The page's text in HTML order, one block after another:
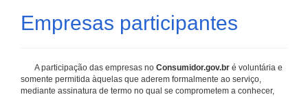
Empresas participantes
A participação das empresas no Consumidor.gov.br é voluntária e
somente permitida àquelas que aderem formalmente ao serviço,
mediante assinatura de termo no qual se comprometem a conhecer,